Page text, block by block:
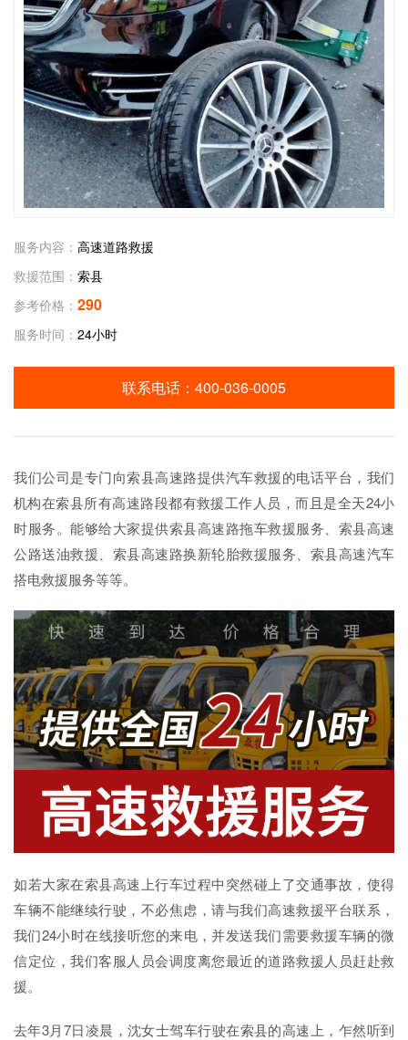
服务内容： 高速道路救援
救援范围： 索县
参考价格： 290
服务时间： 24小时
联系电话： 400-036-0005
我们公司是专门向索县高速路提供汽车救援的电话平台，我们
机构在索县所有高速路段都有救援工作人员，而且是全天24小
时服务。能够给大家提供索县高速路拖车救援服务、索县高速
公路送油救援、索县高速路换新轮胎救援服务、索县高速汽车
搭电救援服务等等。
如若大家在索县高速上行车过程中突然碰上了交通事故，使得
车辆不能继续行驶，不必焦虑，请与我们高速救援平台联系，
我们24小时在线接听您的来电，并发送我们需要救援车辆的微
信定位，我们客服人员会调度离您最近的道路救援人员赶赴救
援。
去年3月7日凌晨，沈女士驾车行驶在索县的高速上，乍然听到